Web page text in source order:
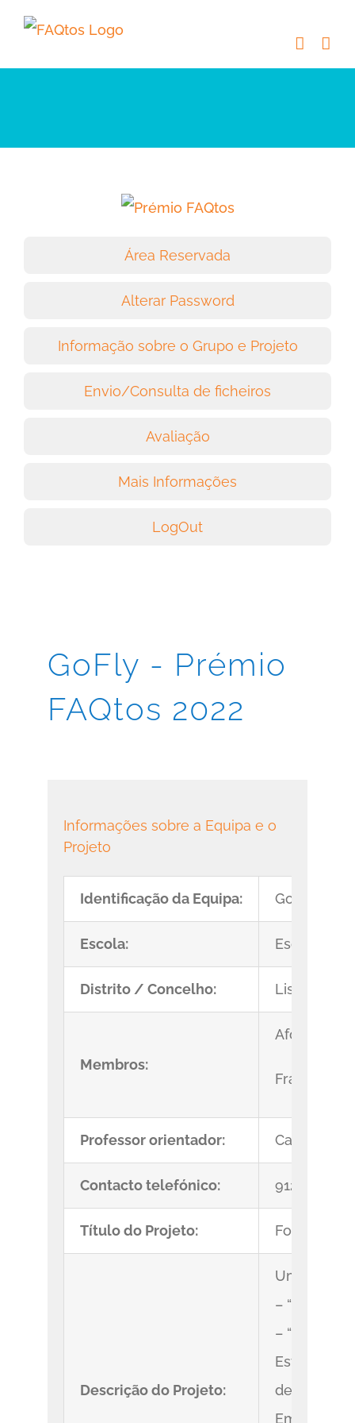
Skip
content
GoFly - Prémio
FAQtos 2022
Informações sobre a Equipa e o
Projeto
Identificação da Equipa: GoFly
Escola: Escola
Distrito / Concelho: Lisboa/
Membros:
Afonso
Francisco
Professor orientador: Carlos
Contacto telefónico: 912282430
Título do Projeto: FollowMe
Descrição do Projeto:
Uma mãe
– “Bom
– “É fácil”
Este
de
Em
Área Reservada
Alterar Password
Informação sobre o Grupo e Projeto
Envio/Consulta de ficheiros
Avaliação
Mais Informações
LogOut